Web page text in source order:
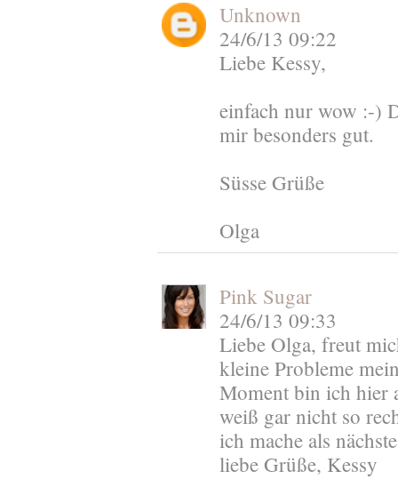
Unknown
24/6/13 09:22
Liebe Kessy,
einfach nur wow :-)
mir besonders gut.
Süsse Grüße
Olga
Pink Sugar
24/6/13 09:33
Liebe Olga, freut
kleine Probleme
Moment bin ich hier
weiß gar nicht so
ich mache als
liebe Grüße, Kessy